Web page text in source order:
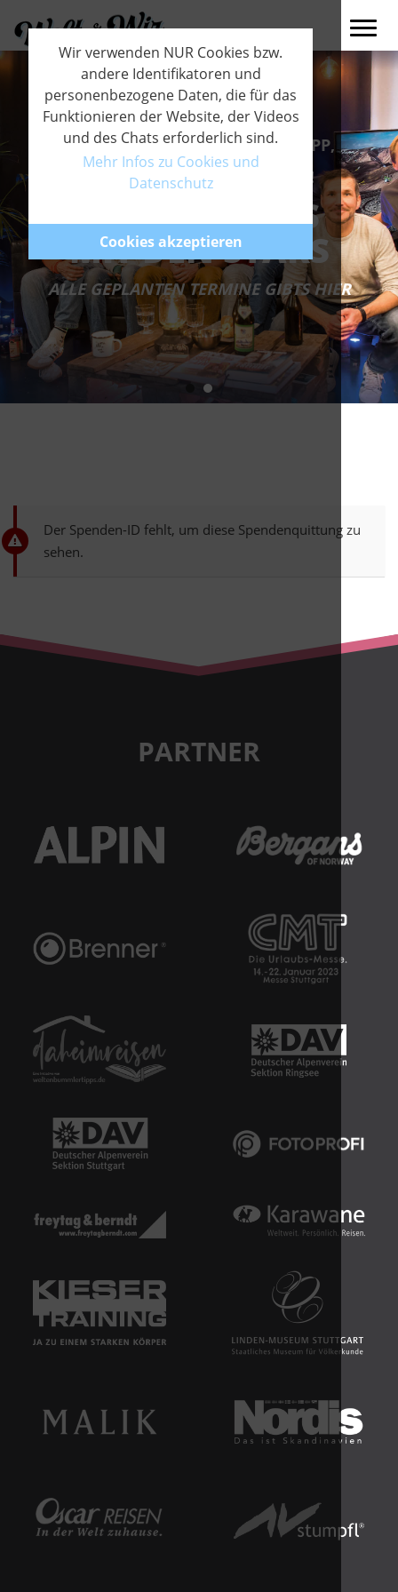
Wir verwenden NUR Cookies bzw.
andere Identifikatoren und
personenbezogene Daten, die für das
Funktionieren der Website, der Videos
und des Chats erforderlich sind.
Mehr Infos zu Cookies und
Datenschutz
Cookies akzeptieren
THOMAS HUBER, HARALD PHILIPP,
PAUL GUSCHLBAUER & OLAF
OBSOMMER WAREN BEI UNS!
LIVE-STREAMS
MIT DEN STARS
ALLE GEPLANTEN TERMINE GIBTS HIER
Der Spenden-ID fehlt, um diese Spendenquittung zu
sehen.
PARTNER